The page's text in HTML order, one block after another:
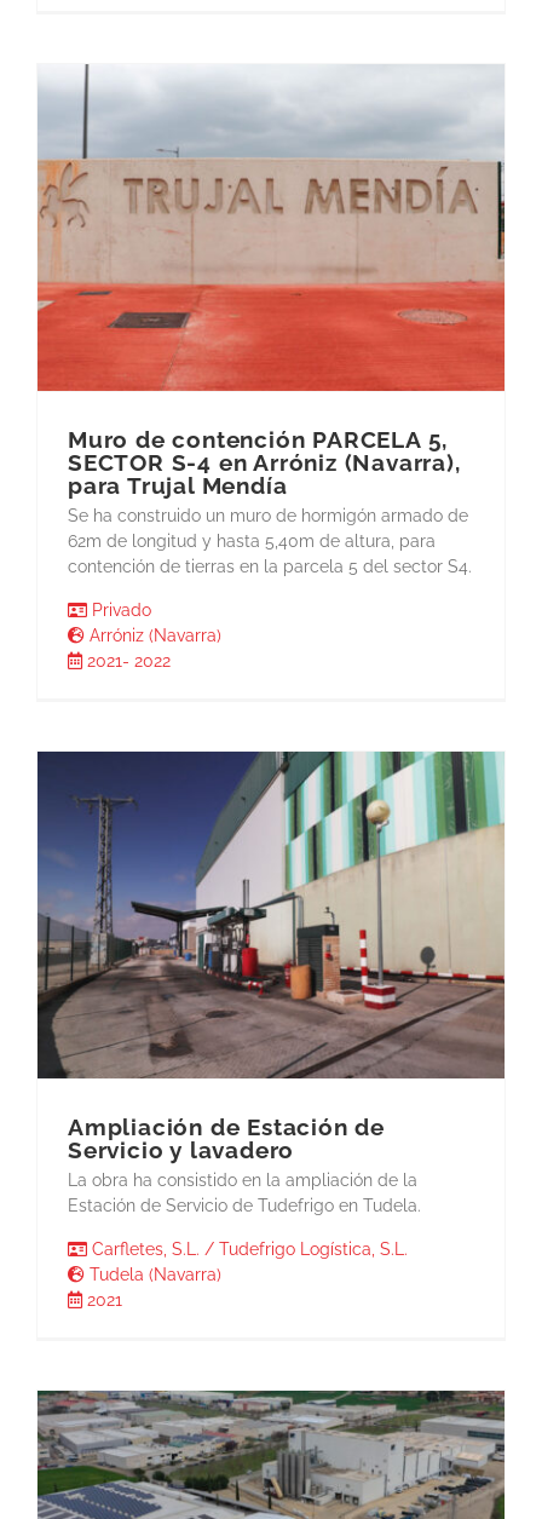
Muro de contención PARCELA 5,
SECTOR S-4 en Arróniz (Navarra),
para Trujal Mendía
Se ha construido un muro de hormigón armado de
62m de longitud y hasta 5,40m de altura, para
contención de tierras en la parcela 5 del sector S4.
Privado
Arróniz (Navarra)
2021- 2022
Ampliación de Estación de
Servicio y lavadero
La obra ha consistido en la ampliación de la
Estación de Servicio de Tudefrigo en Tudela.
Carfletes, S.L. / Tudefrigo Logística, S.L.
Tudela (Navarra)
2021